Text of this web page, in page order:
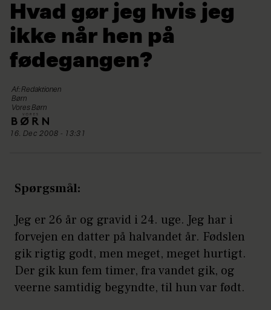
Hvad gør jeg hvis jeg
ikke når hen på
fødegangen?
Af: Redaktionen
Børn
Vores Børn
16. Dec 2008 - 13:31
Spørgsmål:
Jeg er 26 år og gravid i 24. uge. Jeg har i
forvejen en datter på halvandet år. Fødslen
gik rigtig godt, men meget, meget hurtigt.
Der gik kun fem timer, fra vandet gik, og
veerne samtidig begyndte, til hun var født.